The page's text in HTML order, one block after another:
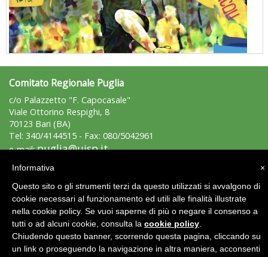
"Superare gli ostacoli": la relazione di Tiziano Pesce al CN Uisp
Luglio 2026: "Pensando con i piedi, si possono fare le
Comitato Regionale Puglia
c/o Palazzetto "F. Capocasale"
Viale Ottorino Respighi, 8
70123 Bari (BA)
Tel: 340/4144515 - Fax: 080/5042961
e-mail:puglia@uisp.it
C.F.: 93164310729
Area Riservata 2.0
×
Informativa
Questo sito o gli strumenti terzi da questo utilizzati si avvalgono di
cookie necessari al funzionamento ed utili alle finalità illustrate
nella cookie policy. Se vuoi saperne di più o negare il consenso a
tutti o ad alcuni cookie, consulta la cookie policy
Chiudendo questo banner, scorrendo questa pagina, cliccando su
un link o proseguendo la navigazione in altra maniera, acconsenti